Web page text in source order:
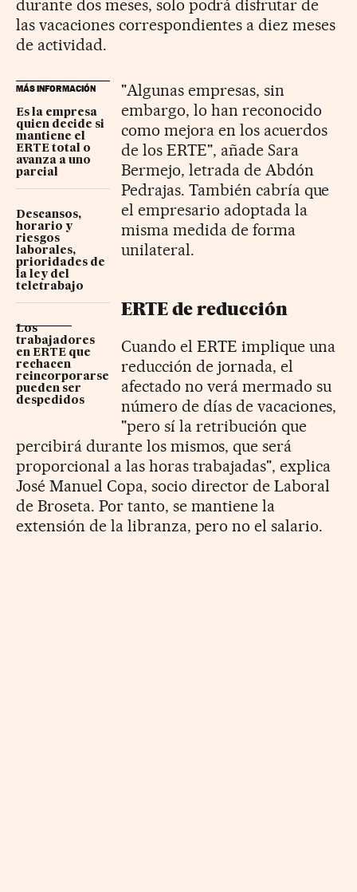
durante dos meses, solo podrá disfrutar de
las vacaciones correspondientes a diez meses
de actividad.
MÁS INFORMACIÓN
Es la empresa
quien decide si
mantiene el
ERTE total o
avanza a uno
parcial
Descansos,
horario y
riesgos
laborales,
prioridades de
la ley del
teletrabajo
Los
trabajadores
en ERTE que
rechacen
reincorporarse
pueden ser
despedidos
"Algunas empresas, sin
embargo, lo han reconocido
como mejora en los acuerdos
de los ERTE", añade Sara
Bermejo, letrada de Abdón
Pedrajas. También cabría que
el empresario adoptada la
misma medida de forma
unilateral.
ERTE de reducción
Cuando el ERTE implique una
reducción de jornada, el
afectado no verá mermado su
número de días de vacaciones,
"pero sí la retribución que
percibirá durante los mismos, que será
proporcional a las horas trabajadas", explica
José Manuel Copa, socio director de Laboral
de Broseta. Por tanto, se mantiene la
extensión de la libranza, pero no el salario.